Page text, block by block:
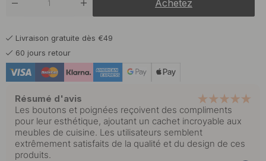
Achetez
Livraison gratuite dès €49
60 jours retour
Résumé d'avis
Les boutons et poignées reçoivent des compliments
pour leur esthétique, ajoutant un cachet incroyable aux
meubles de cuisine. Les utilisateurs semblent
extrêmement satisfaits de la qualité et du design de ces
produits.